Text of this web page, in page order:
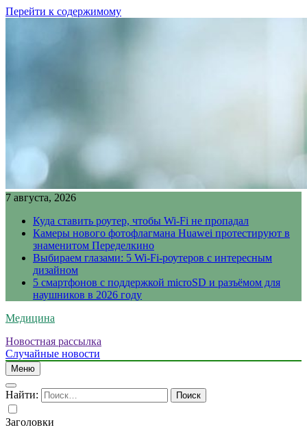
Перейти к содержимому
7 августа, 2026
Куда ставить роутер, чтобы Wi-Fi не пропадал
Камеры нового фотофлагмана Huawei протестируют в
знаменитом Переделкино
Выбираем глазами: 5 Wi-Fi-роутеров с интересным
дизайном
5 смартфонов с поддержкой microSD и разъёмом для
наушников в 2026 году
Медицина
Новостная рассылка
Случайные новости
Меню
Найти:
Заголовки